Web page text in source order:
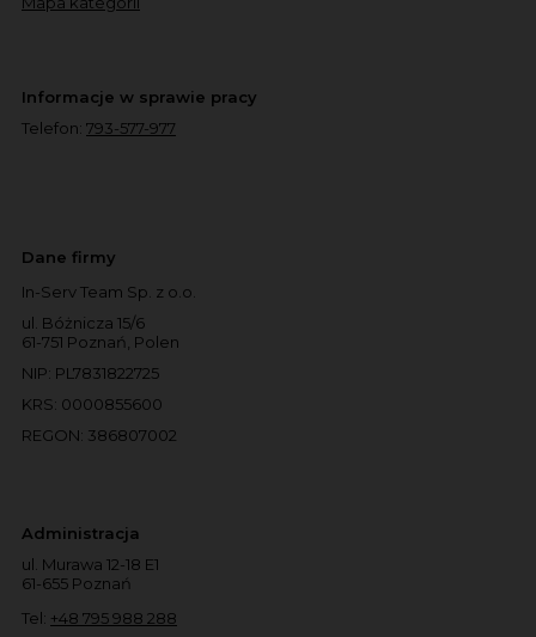
Informacje w sprawie pracy
Telefon: 793-577-977
Dane firmy
In-Serv Team Sp. z o.o.
ul. Bóżnicza 15/6
61-751 Poznań, Polen
NIP: PL7831822725
KRS: 0000855600
REGON: 386807002
Administracja
ul. Murawa 12-18 E1
61-655 Poznań
Tel: +48 795 988 288